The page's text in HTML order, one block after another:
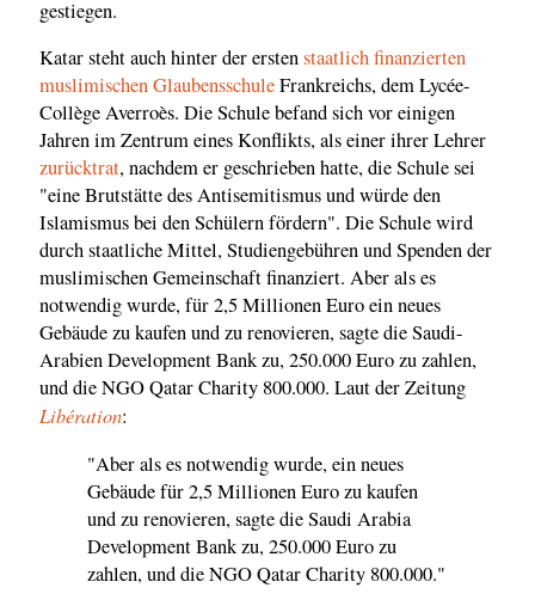
gestiegen.
Katar steht auch hinter der erstenstaatlich finanzierten
muslimischen GlaubensschuleFrankreichs, dem Lycée-
Collège Averroès. Die Schule befand sich vor einigen
Jahren im Zentrum eines Konflikts, als einer ihrer Lehrer
zurücktrat, nachdem er geschrieben hatte, die Schule sei
"eine Brutstätte des Antisemitismus und würde den
Islamismus bei den Schülern fördern". Die Schule wird
durch staatliche Mittel, Studiengebühren und Spenden der
muslimischen Gemeinschaft finanziert. Aber als es
notwendig wurde, für 2,5 Millionen Euro ein neues
Gebäude zu kaufen und zu renovieren, sagte die Saudi-
Arabien Development Bank zu, 250.000 Euro zu zahlen,
und die NGO Qatar Charity 800.000. Laut der Zeitung
Libération:
"Aber als es notwendig wurde, ein neues
Gebäude für 2,5 Millionen Euro zu kaufen
und zu renovieren, sagte die Saudi Arabia
Development Bank zu, 250.000 Euro zu
zahlen, und die NGO Qatar Charity 800.000."